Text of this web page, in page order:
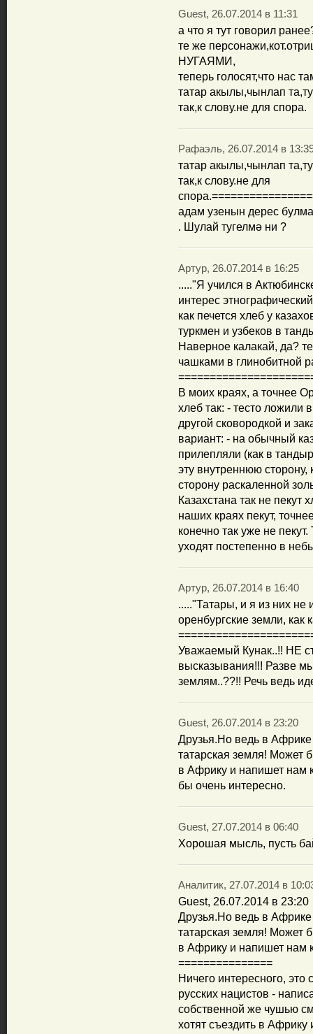
Guest, 26.07.2014 в 11:31
а что я тут говорил
те же
НУГАЯМИ,
теперь голосят,что нас
татар акылы,чынлап
так,к слову.не для спора.
Рафаэль, 26.07.2014 в
татар акылы,чынлап
так,к слову.не для
адам узенын дерес
. Шулай тугелмә ни ?
Артур, 26.07.2014 в 16:25
....."Я учился в
интерес
как печется хлеб у
туркмен и узбеков в
Наверное калакай, да?
чашками в глинобитной
В моих краях, а точнее
хлеб так: - тесто ложили
другой сковородкой и
вариант: - на обычный
прилепляли (как в
эту внутреннюю
сторону раскаленной
Казахстана так не пекут
наших краях пекут,
конечно так уже не
уходят постепенно в
Артур, 26.07.2014 в 16:40
....."Татары, и я из них
оренбургские земли, как
Уважаемый Кунак..!! НЕ
высказывания!!! Разве
землям..??!! Речь ведь
Guest, 26.07.2014 в 23:20
Друзья.Но ведь в
татарская земля! Может
в Африку и напишет нам
бы очень интересно.
Guest, 27.07.2014 в 06:40
Хорошая мысль, пусть
Аналитик, 27.07.2014 в
Guest, 26.07.2014 в 23:20
Друзья.Но ведь в
татарская земля! Может
в Африку и напишет нам
===============
Ничего интересного,
русских нацистов -
собственной же чушью
хотят съездить в Африку